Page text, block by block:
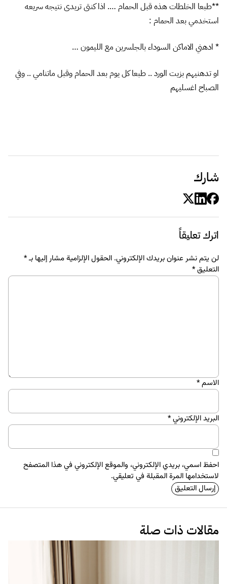
**طبعا الخلطات هذه قبل الحمام …. اذا كنتى تريدى نتيجه سريعه
استخدمي بعد الحمام :
* ادهني الاماكن السوداء بالجلسرين مع الليمون …
او تدهنيهم بزيت الورد .. طبعا كل يوم بعد الحمام وقبل ماتنامي .. وفي
الصباح اغسليهم
شارك
اترك تعليقاً
لن يتم نشر عنوان بريدك الإلكتروني. الحقول الإلزامية مشار إليها بـ*
التعليق*
الاسم*
البريد الإلكتروني*
احفظ اسمي، بريدي الإلكتروني، والموقع الإلكتروني في هذا المتصفح
لاستخدامها المرة المقبلة في تعليقي.
مقالات ذات صلة